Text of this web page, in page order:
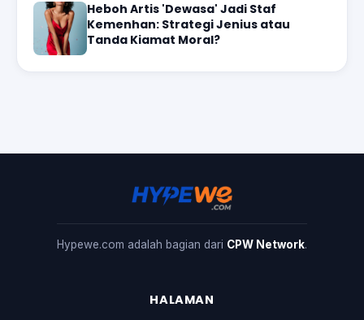
Heboh Artis 'Dewasa' Jadi Staf
Kemenhan: Strategi Jenius atau
Tanda Kiamat Moral?
Hypewe.com adalah bagian dari CPW Network.
HALAMAN